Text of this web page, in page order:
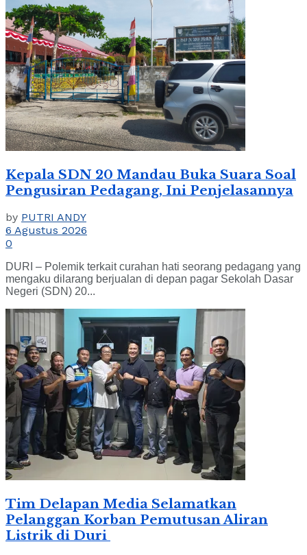
Kepala SDN 20 Mandau Buka Suara Soal
Pengusiran Pedagang, Ini Penjelasannya
by PUTRI ANDY
6 Agustus 2026
0
DURI – Polemik terkait curahan hati seorang pedagang yang
mengaku dilarang berjualan di depan pagar Sekolah Dasar
Negeri (SDN) 20...
Tim Delapan Media Selamatkan
Pelanggan Korban Pemutusan Aliran
Listrik di Duri